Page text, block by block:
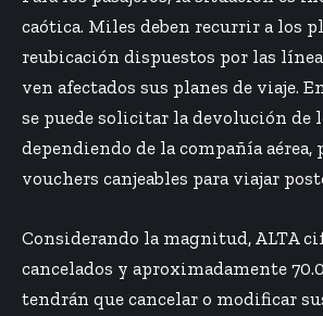
caótica. Miles deben recurrir a los
reubicación dispuestos por las
ven afectados sus planes de viaje.
se puede solicitar la devolución de
dependiendo de la compañía
vouchers canjeables para viajar
Considerando la magnitud, ALTA
cancelados y aproximadamente
tendrán que cancelar o modificar